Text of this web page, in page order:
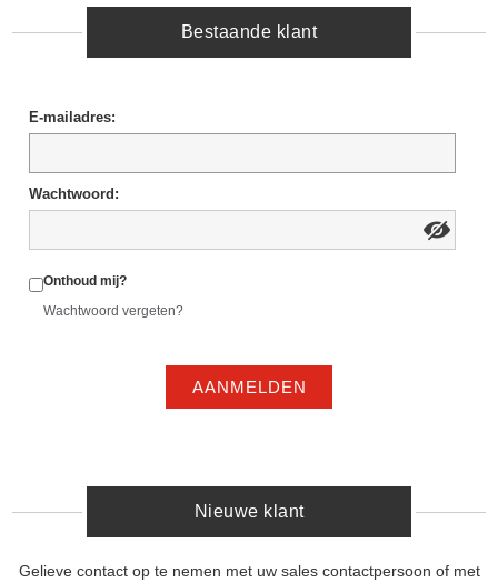
Bestaande klant
E-mailadres:
Wachtwoord:
Onthoud mij?
Wachtwoord vergeten?
AANMELDEN
Nieuwe klant
Gelieve contact op te nemen met uw sales contactpersoon of met